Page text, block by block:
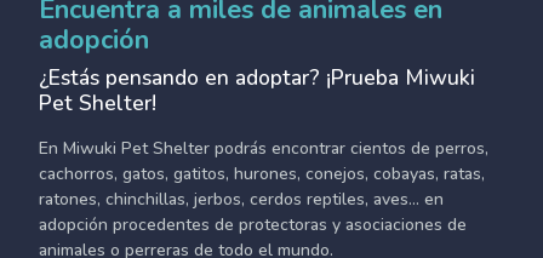
Encuentra a miles de animales en
adopción
¿Estás pensando en adoptar? ¡Prueba Miwuki
Pet Shelter!
En Miwuki Pet Shelter podrás encontrar cientos de perros,
cachorros, gatos, gatitos, hurones, conejos, cobayas, ratas,
ratones, chinchillas, jerbos, cerdos reptiles, aves... en
adopción procedentes de protectoras y asociaciones de
animales o perreras de todo el mundo.